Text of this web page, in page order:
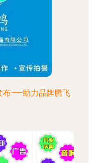
布——助力品牌腾飞